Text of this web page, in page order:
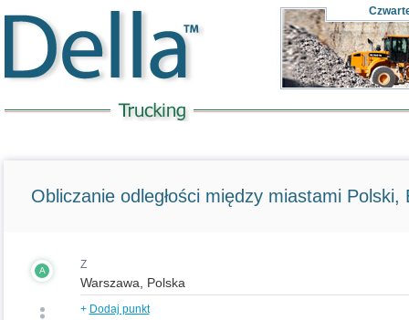
Obliczanie odległości między miastami Polski,
A Z
+ Dodaj punkt